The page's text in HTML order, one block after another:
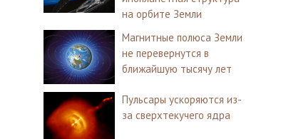
на орбите Земли
Магнитные полюса Земли
не перевернутся в
ближайшую тысячу лет
Пульсары ускоряются из-
за сверхтекучего ядра